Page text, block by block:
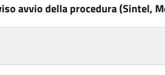
avvio della procedura (Sintel,